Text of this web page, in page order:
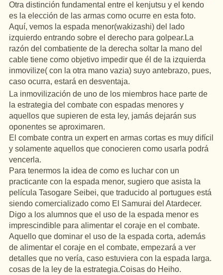
Otra distinción fundamental entre el kenjutsu y el kendo
es la elección de las armas como ocurre en esta foto.
Aquí, vemos la espada menor(wakizashi) del
lado
izquierdo entrando sobre el derecho para golpear.La
razón del combatiente de la derecha soltar la mano del
cable tiene como objetivo impedir que él de la izquierda
inmovilize( con la otra mano vazia) suyo antebrazo, pues,
caso ocurra, estará en desventaja.
La inmovilización de uno de los miembros hace parte de
la estrategia del combate con espadas menores y
aquellos que supieren de esta ley, jamás dejarán sus
oponentes se aproximaren.
El combate contra un experten armas cortas es muy difícil
y solamente aquellos que conocieren como usarla podrá
vencerla.
Para tenermos la idea de como es luchar con un
practicante con la espada menor, sugiero que asista la
película Tasogare Seibei, que traducido al portugues está
siendo comercializado como El Samurai del Atardecer.
Digo a los alumnos que el uso de la espada menor es
imprescindible para alimentar el coraje en el combate.
Aquello que dominar el uso de la espada corta, además
de alimentar el coraje en el combate, empezará a ver
detalles que no vería, caso estuviera con la espada larga.
cosas de la ley de la estrategia.Coisas do Heiho.